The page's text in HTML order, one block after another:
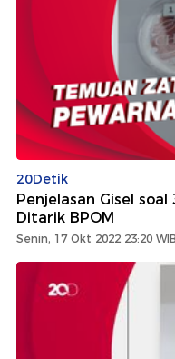
20Detik
Penjelasan Gisel
Ditarik BPOM
Senin, 17 Okt 2022 23:20 WIB